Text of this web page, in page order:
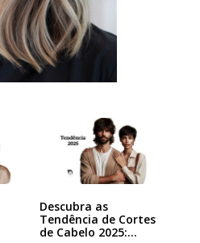
Descubra as
Tendência de Cortes
de Cabelo 2025:…